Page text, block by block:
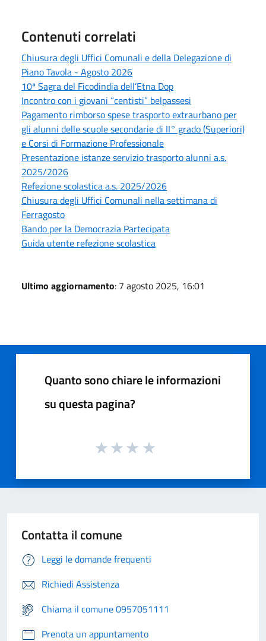
Contenuti correlati
Chiusura degli Uffici Comunali e della Delegazione di
Piano Tavola - Agosto 2026
10ª Sagra del Ficodindia dell’Etna Dop
Incontro con i giovani “centisti” belpassesi
Pagamento rimborso spese trasporto extraurbano per
gli alunni delle scuole secondarie di II° grado (Superiori)
e Corsi di Formazione Professionale
Presentazione istanze servizio trasporto alunni a.s.
2025/2026
Refezione scolastica a.s. 2025/2026
Chiusura degli Uffici Comunali nella settimana di
Ferragosto
Bando per la Democrazia Partecipata
Guida utente refezione scolastica
Ultimo aggiornamento: 7 agosto 2025, 16:01
Quanto sono chiare le informazioni
su questa pagina?
Contatta il comune
Leggi le domande frequenti
Richiedi Assistenza
Chiama il comune 0957051111
Prenota un appuntamento